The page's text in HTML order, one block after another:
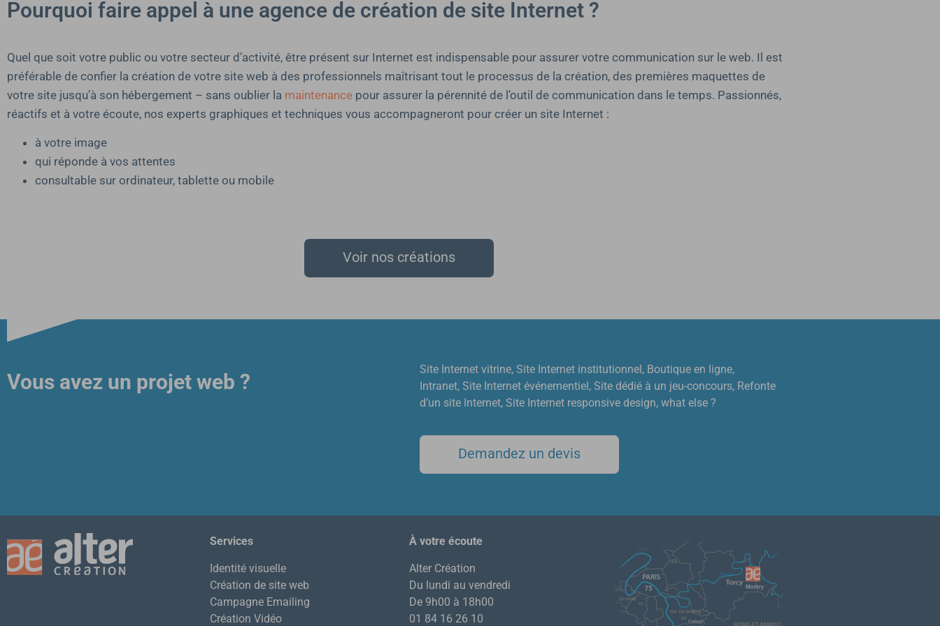
Pourquoi faire appel à une agence de création de site Internet ?
Quel que soit votre public ou votre secteur d’activité, être présent sur Internet est indispensable pour assurer votre communication sur le web. Il est
préférable de confier la création de votre site web à des professionnels maîtrisant tout le processus de la création, des premières maquettes de
votre site jusqu’à son hébergement – sans oublier la maintenance pour assurer la pérennité de l’outil de communication dans le temps. Passionnés,
réactifs et à votre écoute, nos experts graphiques et techniques vous accompagneront pour créer un site Internet :
à votre image
qui réponde à vos attentes
consultable sur ordinateur, tablette ou mobile
Voir nos créations
Vous avez un projet web ?
Site Internet vitrine, Site Internet institutionnel, Boutique en ligne,
Intranet, Site Internet événementiel, Site dédié à un jeu-concours, Refonte
d’un site Internet, Site Internet responsive design, what else ?
Demandez un devis
Services
Identité visuelle
Création de site web
Campagne Emailing
Création Vidéo
À votre écoute
Alter Création
Du lundi au vendredi
De 9h00 à 18h00
01 84 16 26 10